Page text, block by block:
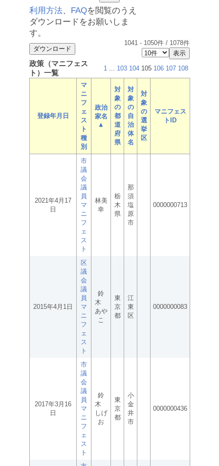
利用方法、 FAQを閲覧のうえ
ダウンロードをお願いしま
す。
1041 - 1050件 / 1078件
政策（マニフェス
ト）一覧
1 ... 103 104 105 106 107 108
登録年月日
マ
ニ
フ
ェ
ス
ト
種
別
政治
家名
▲
対
象
の
都
道
府
県
対
象
の
自
治
体
名
対
象
の
選
挙
区
マニフェス
トID
2021年4月17
日
市
議
会
議
員
マ
ニ
フ
ェ
ス
ト
林美
幸
栃
木
県
那
須
塩
原
市
0000000713
2015年4月1日
区
議
会
議
員
マ
ニ
フ
ェ
ス
ト
鈴
木
あや
こ
東
京
都
江
東
区
0000000083
2017年3月16
日
市
議
会
議
員
マ
ニ
フ
ェ
ス
ト
鈴
木
しげ
お
東
京
都
小
金
井
市
0000000436